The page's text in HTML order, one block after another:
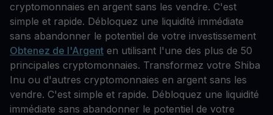
cryptomonnaies en argent sans les vendre. C'est
simple et rapide. Débloquez une liquidité immédiate
sans abandonner le potentiel de votre investissement
Obtenez de l'Argent en utilisant l'une des plus de 50
principales cryptomonnaies. Transformez votre Shiba
Inu ou d'autres cryptomonnaies en argent sans les
vendre. C'est simple et rapide. Débloquez une liquidité
immédiate sans abandonner le potentiel de votre